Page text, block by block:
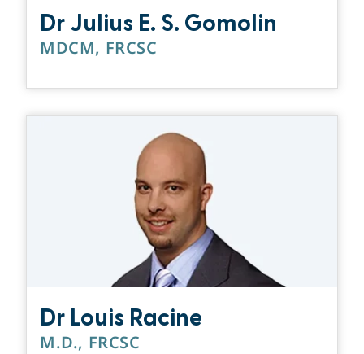
Dr Julius E. S. Gomolin
MDCM, FRCSC
Dr Louis Racine
M.D., FRCSC